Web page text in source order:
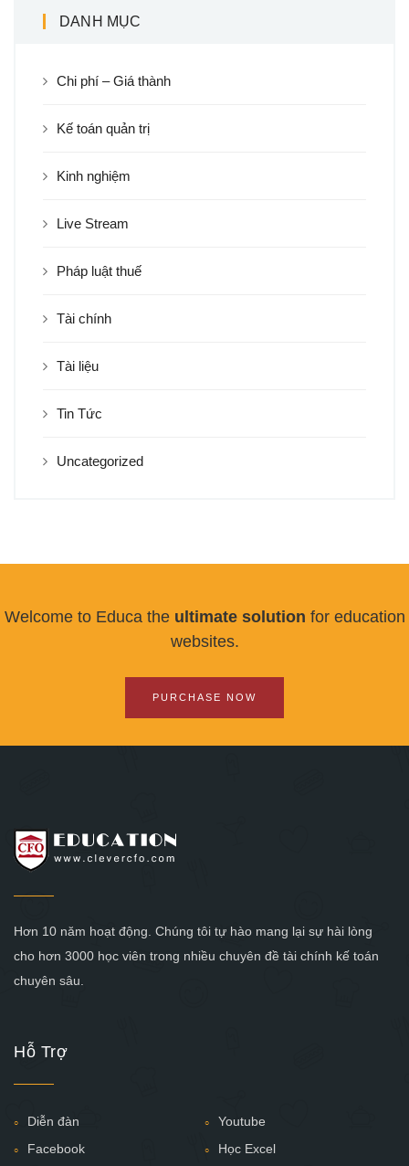
DANH MỤC
Chi phí – Giá thành
Kế toán quản trị
Kinh nghiệm
Live Stream
Pháp luật thuế
Tài chính
Tài liệu
Tin Tức
Uncategorized
Welcome to Educa the ultimate solution for education
websites.
PURCHASE NOW
Hơn 10 năm hoạt động. Chúng tôi tự hào mang lại sự hài lòng
cho hơn 3000 học viên trong nhiều chuyên đề tài chính kế toán
chuyên sâu.
Hỗ Trợ
Diễn đàn
Youtube
Facebook
Học Excel